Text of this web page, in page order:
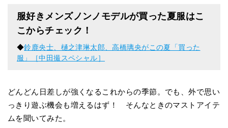
服好きメンズノンノモデルが買った夏服はこ
こからチェック！
◆鈴鹿央士、樋之津琳太郎、高橋璃央がこの夏「買った
服」［中田撮スペシャル］
どんどん日差しが強くなるこれからの季節。でも、外で思い
っきり遊ぶ機会も増えるはず！ そんなときのマストアイテ
ムを聞いてみた。